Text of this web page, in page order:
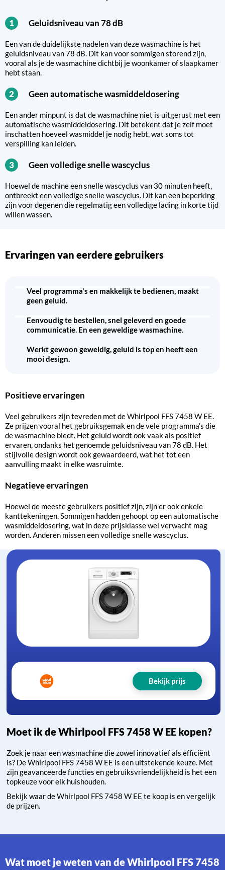
1 Geluidsniveau van 78 dB
Een van de duidelijkste nadelen van deze wasmachine is het
geluidsniveau van 78 dB. Dit kan voor sommigen storend zijn,
vooral als je de wasmachine dichtbij je woonkamer of slaapkamer
hebt staan.
2 Geen automatische wasmiddeldosering
Een ander minpunt is dat de wasmachine niet is uitgerust met een
automatische wasmiddeldosering. Dit betekent dat je zelf moet
inschatten hoeveel wasmiddel je nodig hebt, wat soms tot
verspilling kan leiden.
3 Geen volledige snelle wascyclus
Hoewel de machine een snelle wascyclus van 30 minuten heeft,
ontbreekt een volledige snelle wascyclus. Dit kan een beperking
zijn voor degenen die regelmatig een volledige lading in korte tijd
willen wassen.
Ervaringen van eerdere gebruikers
Veel programma's en makkelijk te bedienen, maakt
geen geluid.
Eenvoudig te bestellen, snel geleverd en goede
communicatie. En een geweldige wasmachine.
Werkt gewoon geweldig, geluid is top en heeft een
mooi design.
Positieve ervaringen
Veel gebruikers zijn tevreden met de Whirlpool FFS 7458 W EE.
Ze prijzen vooral het gebruiksgemak en de vele programma’s die
de wasmachine biedt. Het geluid wordt ook vaak als positief
ervaren, ondanks het genoemde geluidsniveau van 78 dB. Het
stijlvolle design wordt ook gewaardeerd, wat het tot een
aanvulling maakt in elke wasruimte.
Negatieve ervaringen
Hoewel de meeste gebruikers positief zijn, zijn er ook enkele
kanttekeningen. Sommigen hadden gehoopt op een automatische
wasmiddeldosering, wat in deze prijsklasse wel verwacht mag
worden. Anderen missen een volledige snelle wascyclus.
Moet ik de Whirlpool FFS 7458 W EE kopen?
Zoek je naar een wasmachine die zowel innovatief als efficiënt
is? De Whirlpool FFS 7458 W EE is een uitstekende keuze. Met
zijn geavanceerde functies en gebruiksvriendelijkheid is het een
topkeuze voor elk huishouden.
Bekijk waar de Whirlpool FFS 7458 W EE te koop is en vergelijk
de prijzen.
Bekijk prijs
Wat moet je weten van de Whirlpool FFS 7458